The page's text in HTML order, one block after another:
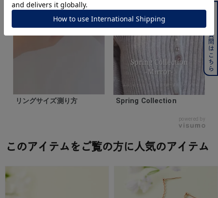
リングサイズ測り方 Spring Collection
powered by
このアイテムをご覧の方に人気のアイテム
よくある質問はこちら